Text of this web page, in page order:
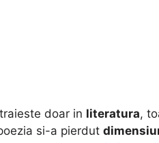
traieste doar in literatura,
si-a pierdut